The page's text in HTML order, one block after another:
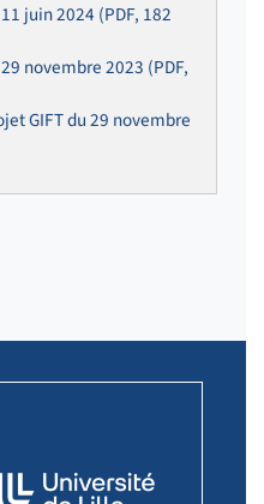
juin 2024 (PDF, 182
novembre 2023 (PDF,
GIFT du 29 novembre